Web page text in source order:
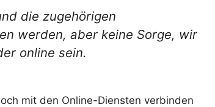
die zugehörigen
werden, aber keine Sorge, wir
online sein.
mit den Online-Diensten verbinden